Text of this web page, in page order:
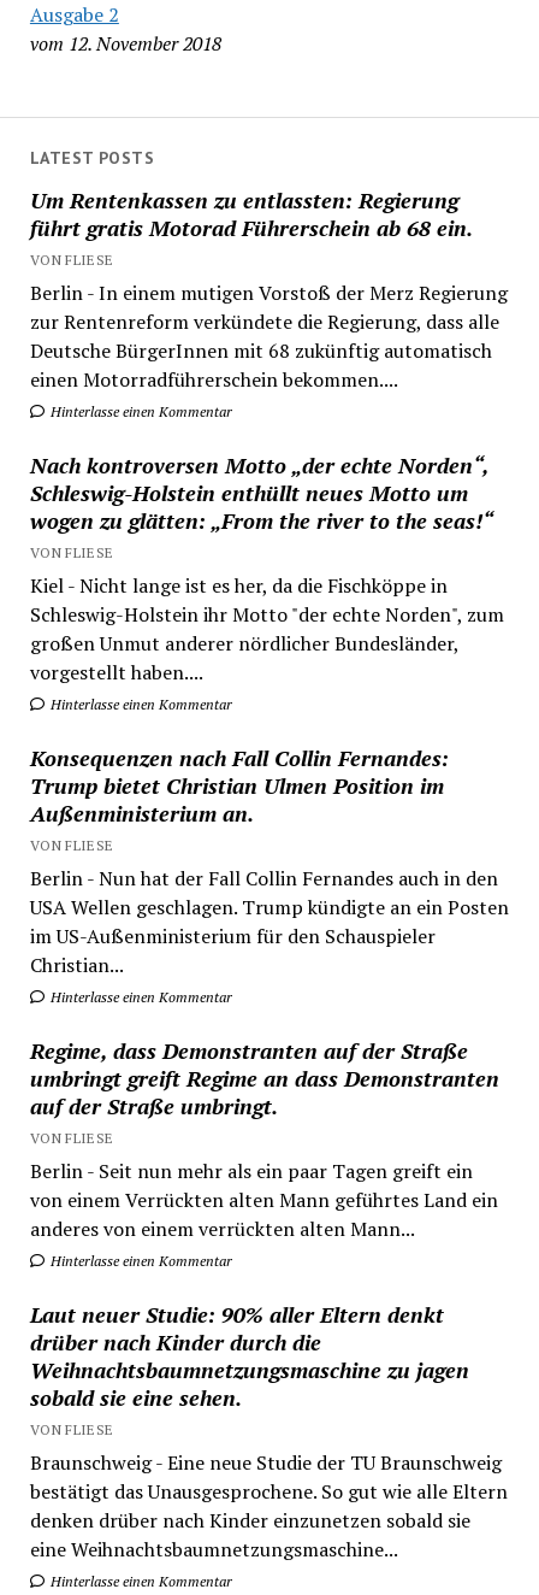
Ausgabe 2
vom 12. November 2018
LATEST POSTS
Um Rentenkassen zu entlassten: Regierung
führt gratis Motorad Führerschein ab 68 ein.
VON FLIESE
Berlin - In einem mutigen Vorstoß der Merz Regierung
zur Rentenreform verkündete die Regierung, dass alle
Deutsche BürgerInnen mit 68 zukünftig automatisch
einen Motorradführerschein bekommen....
Hinterlasse einen Kommentar
Nach kontroversen Motto „der echte Norden“,
Schleswig-Holstein enthüllt neues Motto um
wogen zu glätten: „From the river to the seas!“
VON FLIESE
Kiel - Nicht lange ist es her, da die Fischköppe in
Schleswig-Holstein ihr Motto "der echte Norden", zum
großen Unmut anderer nördlicher Bundesländer,
vorgestellt haben....
Hinterlasse einen Kommentar
Konsequenzen nach Fall Collin Fernandes:
Trump bietet Christian Ulmen Position im
Außenministerium an.
VON FLIESE
Berlin - Nun hat der Fall Collin Fernandes auch in den
USA Wellen geschlagen. Trump kündigte an ein Posten
im US-Außenministerium für den Schauspieler
Christian...
Hinterlasse einen Kommentar
Regime, dass Demonstranten auf der Straße
umbringt greift Regime an dass Demonstranten
auf der Straße umbringt.
VON FLIESE
Berlin - Seit nun mehr als ein paar Tagen greift ein
von einem Verrückten alten Mann geführtes Land ein
anderes von einem verrückten alten Mann...
Hinterlasse einen Kommentar
Laut neuer Studie: 90% aller Eltern denkt
drüber nach Kinder durch die
Weihnachtsbaumnetzungsmaschine zu jagen
sobald sie eine sehen.
VON FLIESE
Braunschweig - Eine neue Studie der TU Braunschweig
bestätigt das Unausgesprochene. So gut wie alle Eltern
denken drüber nach Kinder einzunetzen sobald sie
eine Weihnachtsbaumnetzungsmaschine...
Hinterlasse einen Kommentar